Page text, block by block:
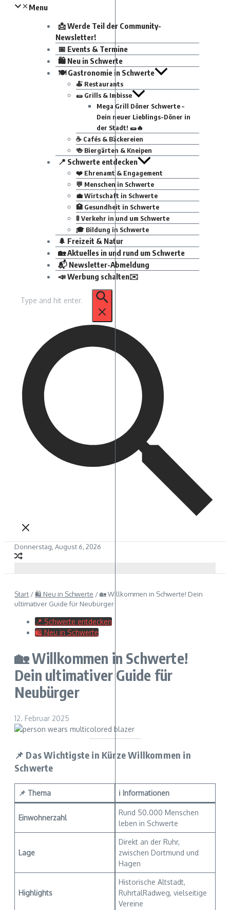
Menu
📩 Werde Teil der Community-
Newsletter!
📅 Events & Termine
🛍 Neu in Schwerte
🍽 Gastronomie in Schwerte
🍝 Restaurants
🌯 Grills & Imbisse
Mega Grill Döner Schwerte –
Dein neuer Lieblings-Döner in
der Stadt! 🌯🔥
☕ Cafés & Bäckereien
🍻 Biergärten & Kneipen
📍 Schwerte entdecken
❤️ Ehrenamt & Engagement
💬 Menschen in Schwerte
💼 Wirtschaft in Schwerte
🏥 Gesundheit in Schwerte
🚦 Verkehr in und um Schwerte
🎓 Bildung in Schwerte
🌲 Freizeit & Natur
🏡 Aktuelles in und rund um Schwerte
📬 Newsletter-Abmeldung
📣 Werbung schalten✉️
nach:
Donnerstag, August 6, 2026
Start / 🛍 Neu in Schwerte /🏡 Willkommen in Schwerte! Dein
ultimativer Guide für Neubürger
📍 Schwerte entdecken
🛍 Neu in Schwerte
🏡 Willkommen in Schwerte!
Dein ultimativer Guide für
Neubürger
12. Februar 2025
📌 Das Wichtigste in Kürze Willkommen in
Schwerte
📌 Thema ℹ️ Informationen
Einwohnerzahl
Rund 50.000 Menschen
leben in Schwerte
Lage
Direkt an der Ruhr,
zwischen Dortmund und
Hagen
Highlights
Historische Altstadt,
RuhrtalRadweg, vielseitige
Vereine